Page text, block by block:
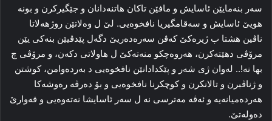
سەر بنەمایێن ئاسایش و مافێن تاکان هاتنەدانان و جێگیرکرن و بونە
هویێ ئاسایش و سەقامگیریا نافخوەیی. لێ ل وەلاتێن روژهەلاتا
ناڤین هشتا ب ژیرەکێ کەڤن سەرەدەریێ دگەل پێدڤیێن بنەکی یێن
مرۆڤی دهێتەکرن، هەروەچکو منەتەکێ ل هاولاتی دکەن، و مرۆڤی چ
بها نە!.. لەوان ژی شەر و پێکدادانێن نافخوەیی د بەردەوامن، کوشتن
و ژناڤبرن و تالانکرن و کوچکرنا نافخوەیی و بۆ دەرڤە رەوشەکا
هەردەمیانەیە و ئەڤە مەترسی نە ل سەر ئاسایشا نەتەوەیی و قەوارێ
دەولەتێ.